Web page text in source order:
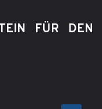
FÜR DEN